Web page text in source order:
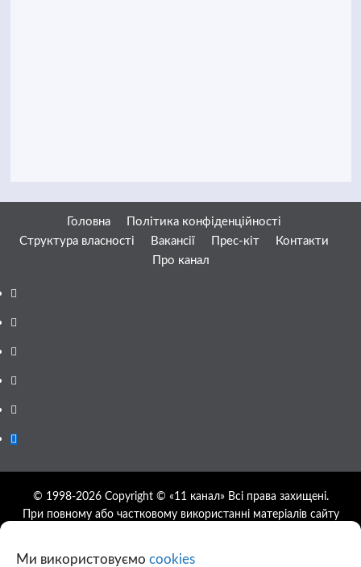
Ми використовуємо cookies
Головна
Політика конфіденційності
Структура власності
Вакансії Прес-кіт
Контакти
Про канал
Facebook
YouTube
Telegram
Instagram
Twitter
Google
© 1998-2026 Copyright © «11 канал» Всі права захищені.
При повному або частковому використанні матеріалів сайту